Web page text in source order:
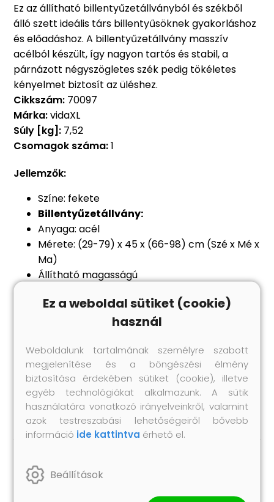
Ez az állítható billentyűzetállványból és székből
álló szett ideális társ billentyűsöknek gyakorláshoz
és előadáshoz. A billentyűzetállvány masszív
acélból készült, így nagyon tartós és stabil, a
párnázott négyszögletes szék pedig tökéletes
kényelmet biztosít az üléshez.
Cikkszám: 70097
Márka:vidaXL
Súly [kg]: 7,52
Csomagok száma:1
Jellemzők:
Színe: fekete
Billentyűzetállvány:
Anyaga: acél
Mérete: (29-79) x 45 x (66-98) cm (Szé x Mé x
Ma)
Állítható magasságú
Maximális terhelhetőség: 100 kg
Ülés felső mérete: 40 x 30 cm (Ho x Szé)
Állítható magasság: 42-46 cm
Max. terhelhetőség: 80 kg
Összeszerelést igényel: igen
Hasonló termékek
Ez a weboldal sütiket (cookie)
használ
Weboldalunk tartalmának személyre szabott
megjelenítése és a böngészési élmény
biztosítása érdekében sütiket (cookie), illetve
egyéb technológiákat alkalmazunk. A sütik
használatára vonatkozó irányelveinkről, valamint
azok testreszabási lehetőségeiről bővebb
információ ide kattintva érhető el.
Beállítások